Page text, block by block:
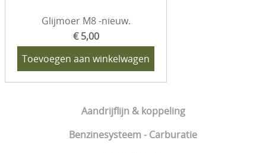
Aandrijflijn & koppeling
Benzinesysteem - Carburatie
Glijmoer M8 -nieuw.
€ 5,00
Toevoegen aan winkelwagen